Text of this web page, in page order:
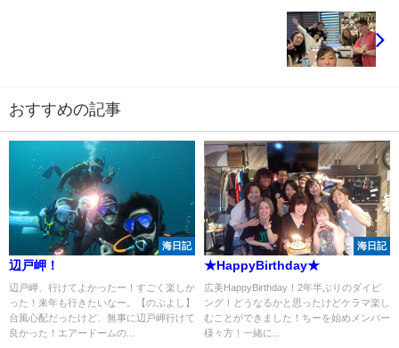
おすすめの記事
海日記
辺戸岬！
辺戸岬、行けてよかったー！すごく楽しか
った！来年も行きたいなー。【のぶよし】
台風心配だったけど、無事に辺戸岬行けて
良かった！エアードームの...
海日記
★HappyBirthday★
広美HappyBirthday！2年半ぶりのダイビ
ング！どうなるかと思ったけどケラマ楽し
むことができました！ちーを始めメンバー
様々方！一緒に...